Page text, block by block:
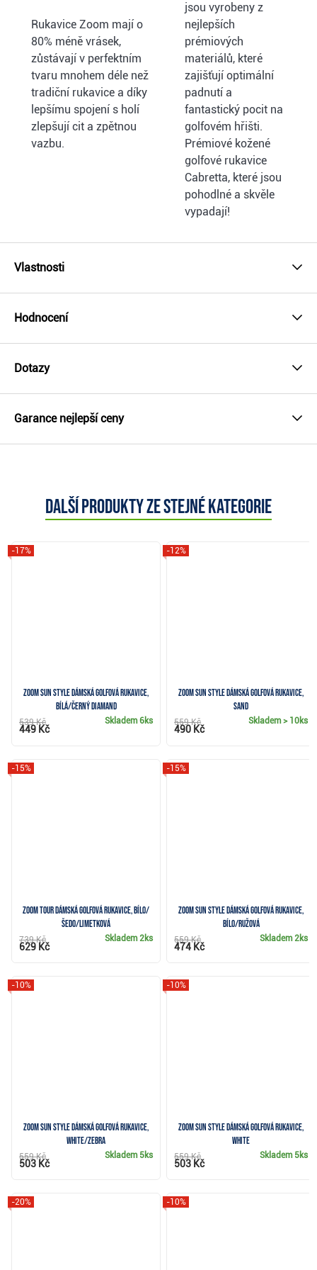
Rukavice Zoom mají o
80% méně vrásek,
zůstávají v perfektním
tvaru mnohem déle než
tradiční rukavice a díky
lepšímu spojení s holí
zlepšují cit a zpětnou
vazbu.
jsou vyrobeny z
nejlepších
prémiových
materiálů, které
zajišťují optimální
padnutí a
fantastický pocit na
golfovém hřišti.
Prémiové kožené
golfové rukavice
Cabretta, které jsou
pohodlné a skvěle
vypadají!
Vlastnosti
Hodnocení
Dotazy
Garance nejlepší ceny
Další produkty ze stejné kategorie
Zoom Sun Style dámská golfová rukavice,
bílá/černý diamand
-17%
Skladem6ks
539 Kč
449 Kč
Zoom Sun Style dámská golfová rukavice,
sand
-12%
Skladem> 10ks
559 Kč
490 Kč
Zoom Tour dámská golfová rukavice, bílo/
šedo/limetková
-15%
Skladem 2ks
739 Kč
629 Kč
Zoom Sun Style dámská golfová rukavice,
bílo/ružová
-15%
Skladem 2ks
559 Kč
474 Kč
Zoom Sun Style dámská golfová rukavice,
white/zebra
-10%
Skladem 5ks
559 Kč
503 Kč
Zoom Sun Style dámská golfová rukavice,
white
-10%
Skladem 5ks
559 Kč
503 Kč
-20% -10%